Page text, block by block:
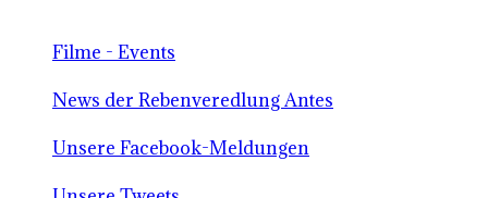
Filme - Events
News der Rebenveredlung Antes
Unsere Facebook-Meldungen